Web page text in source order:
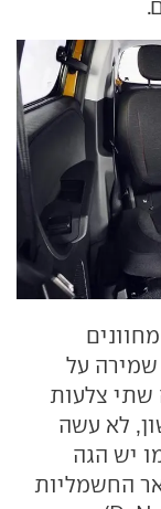
שמירה על
שתי צלעות
לא עשה
יש הגה
החשמליות